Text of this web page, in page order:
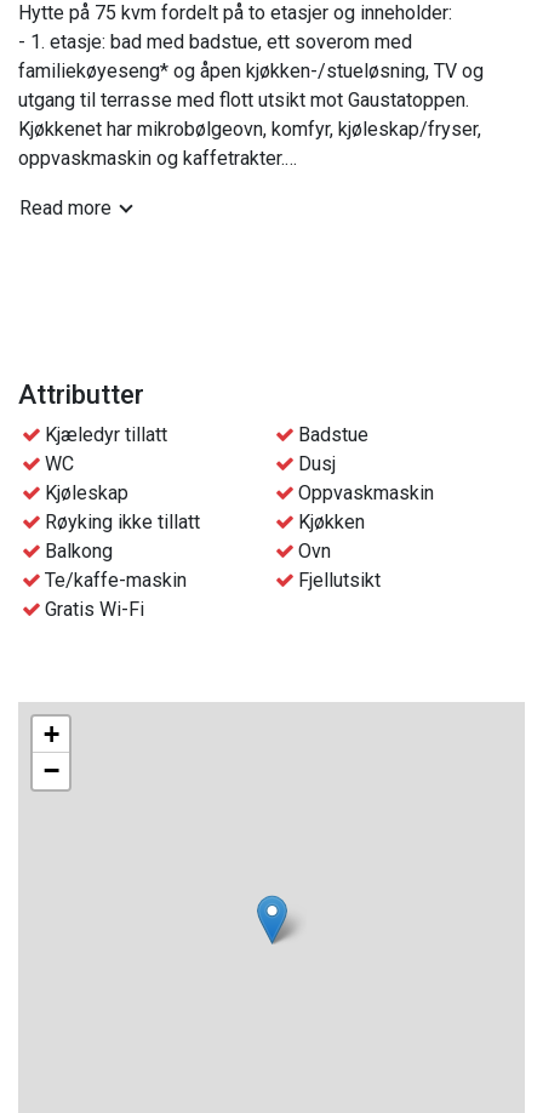
Hytte på 75 kvm fordelt på to etasjer og inneholder:
- 1. etasje: bad med badstue, ett soverom med
familiekøyeseng* og åpen kjøkken-/stueløsning, TV og
utgang til terrasse med flott utsikt mot Gaustatoppen.
Kjøkkenet har mikrobølgeovn, komfyr, kjøleskap/fryser,
oppvaskmaskin og kaffetrakter.
soverom med to køyesenger.
- Sengetøy og håndklær er inkludert pr person i bookingen.
kapasitet
- Gratis parkeringsplass i nærheten av hyttene
- Gratis Wifi
- Avfallshåndtering i nærheten av hyttene
- Sluttvask av hytten bestilles i forkant av oppholdet, til et
ekstra tillegg.
- Innsjekk og nøkkelhenting skjer i resepsjonen på
Read more
Attributter
Kjæledyr tillatt
Badstue
WC
Dusj
Kjøleskap
Oppvaskmaskin
Røyking ikke tillatt
Kjøkken
Balkong
Ovn
Te/kaffe-maskin
Fjellutsikt
Gratis Wi-Fi
+
−